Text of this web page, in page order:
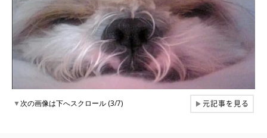
▼次の画像は下へスクロール (3/7) ▶元記事を見る